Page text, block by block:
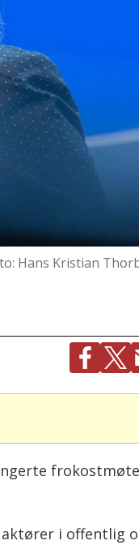
Hans Kristian
i offentlig